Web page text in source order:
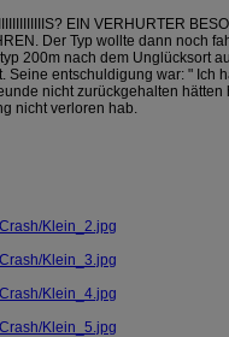
EIN VERHURTER
Der Typ wollte dann noch
200m nach dem Unglücksort
Seine entschuldigung war: " Ich
nicht zurückgehalten
nicht verloren hab.
Klein_2.jpg
Klein_3.jpg
Klein_4.jpg
Klein_5.jpg